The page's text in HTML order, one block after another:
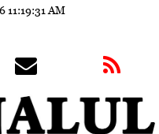
11:19:34 AM